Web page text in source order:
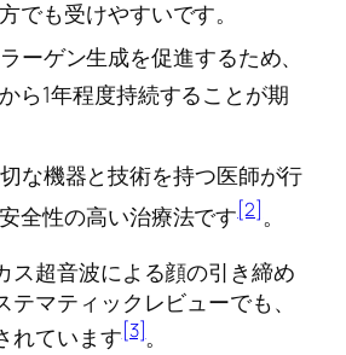
でも受けやすいです。
ーゲン生成を促進するため、
ら1年程度持続することが期
な機器と技術を持つ医師が行
全性の高い治療法です[2]。
ス超音波による顔の引き締め
マティックレビューでも、
れています[3]。